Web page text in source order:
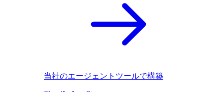
当社のエージェントツールで構築